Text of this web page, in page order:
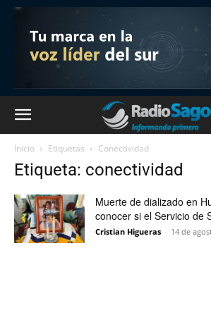
Inicio Etiquetas Conectividad
Etiqueta: conectividad
Muerte de dializado en
conocer si el Servicio de
Cristian Higueras - 14 de